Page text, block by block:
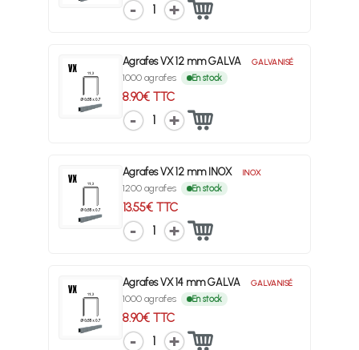
1
Agrafes VX 12 mm GALVA GALVANISÉ
1000 agrafes En stock
8.90€ TTC
1
Agrafes VX 12 mm INOX INOX
1200 agrafes En stock
13.55€ TTC
1
Agrafes VX 14 mm GALVA GALVANISÉ
1000 agrafes En stock
8.90€ TTC
1